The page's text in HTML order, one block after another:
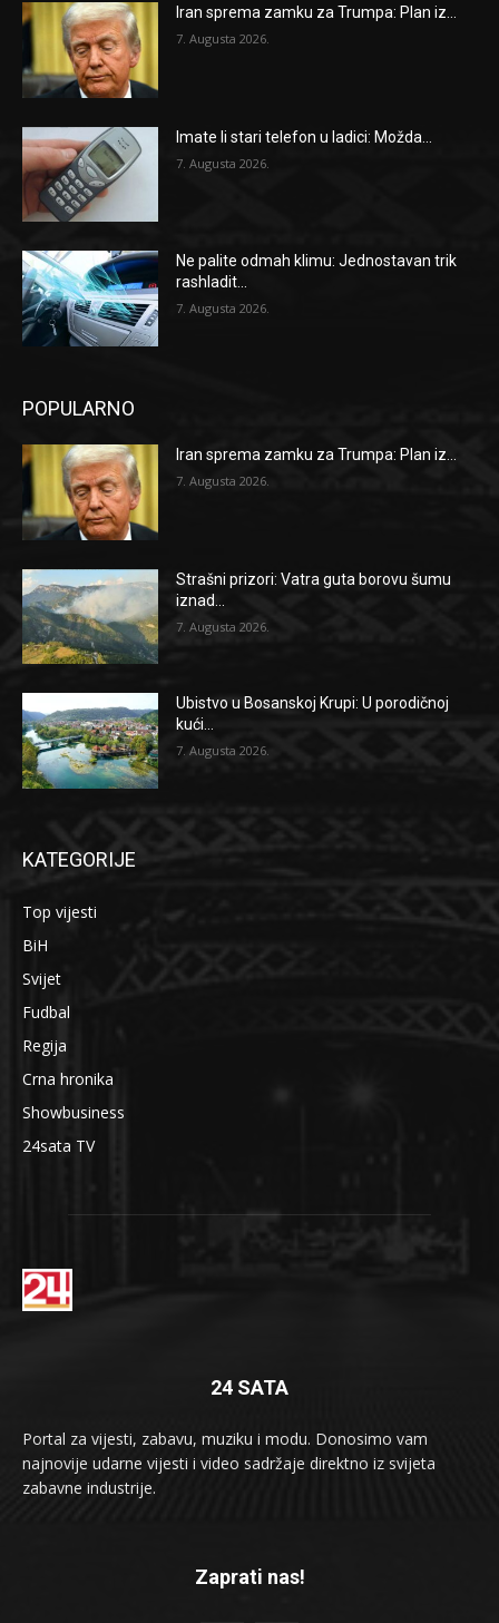
Iran sprema zamku za Trumpa: Plan iz...
7. Augusta 2026.
Imate li stari telefon u ladici: Možda...
7. Augusta 2026.
Ne palite odmah klimu: Jednostavan trik
rashladit...
7. Augusta 2026.
POPULARNO
Iran sprema zamku za Trumpa: Plan iz...
7. Augusta 2026.
Strašni prizori: Vatra guta borovu šumu
iznad...
7. Augusta 2026.
Ubistvo u Bosanskoj Krupi: U porodičnoj
kući...
7. Augusta 2026.
KATEGORIJE
Top vijesti
BiH
Svijet
Fudbal
Regija
Crna hronika
Showbusiness
24sata TV
24 SATA
Portal za vijesti, zabavu, muziku i modu. Donosimo vam
najnovije udarne vijesti i video sadržaje direktno iz svijeta
zabavne industrije.
Zaprati nas!